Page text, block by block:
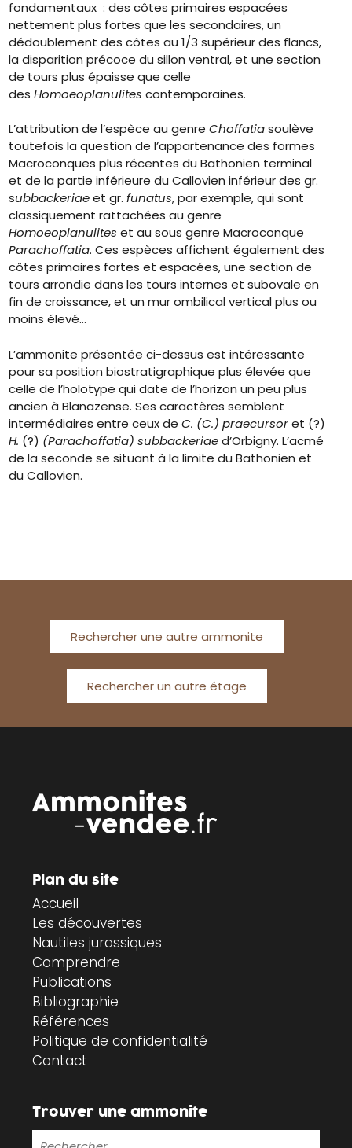
fondamentaux : des côtes primaires espacées
nettement plus fortes que les secondaires, un
dédoublement des côtes au 1/3 supérieur des flancs,
la disparition précoce du sillon ventral, et une section
de tours plus épaisse que celle
desHomoeoplanulites contemporaines.
L’attribution de l’espèce au genreChoffatiasoulève
toutefois la question de l’appartenance des formes
Macroconques plus récentes du Bathonien terminal
et de la partie inférieure du Callovien inférieur des gr.
subbackeriaeet gr.funatus, par exemple, qui sont
classiquement rattachées au genre
Homoeoplanulites et au sous genre Macroconque
Parachoffatia. Ces espèces affichent également des
côtes primaires fortes et espacées, une section de
tours arrondie dans les tours internes et subovale en
fin de croissance, et un mur ombilical vertical plus ou
moins élevé…
L’ammonite présentée ci-dessus est intéressante
pour sa position biostratigraphique plus élevée que
celle de l’holotype qui date de l’horizon un peu plus
ancien à Blanazense. Ses caractères semblent
intermédiaires entre ceux deC. (C.) praecursoret (?)
H. (?) (Parachoffatia) subbackeriaed’Orbigny. L’acmé
de la seconde se situant à la limite du Bathonien et
du Callovien.
Rechercher une autre ammonite
Rechercher un autre étage
Plan du site
Accueil
Les découvertes
Nautiles jurassiques
Comprendre
Publications
Bibliographie
Références
Politique de confidentialité
Contact
Trouver une ammonite